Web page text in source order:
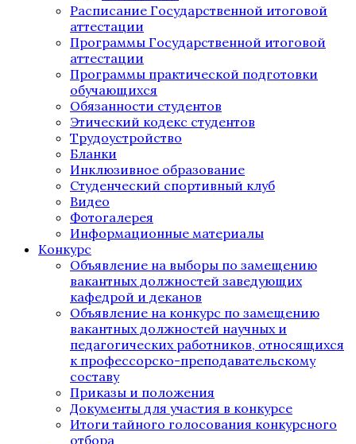
Расписание Государственной итоговой
аттестации
Программы Государственной итоговой
аттестации
Программы практической подготовки
обучающихся
Обязанности студентов
Этический кодекс студентов
Трудоустройство
Бланки
Инклюзивное образование
Студенческий спортивный клуб
Видео
Фотогалерея
Информационные материалы
Конкурс
Объявление на выборы по замещению
вакантных должностей заведующих
кафедрой и деканов
Объявление на конкурс по замещению
вакантных должностей научных и
педагогических работников, относящихся
к профессорско-преподавательскому
составу
Приказы и положения
Документы для участия в конкурсе
Итоги тайного голосования конкурсного
отбора